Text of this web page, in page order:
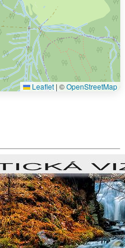
Leaflet | ©OpenStreetMap